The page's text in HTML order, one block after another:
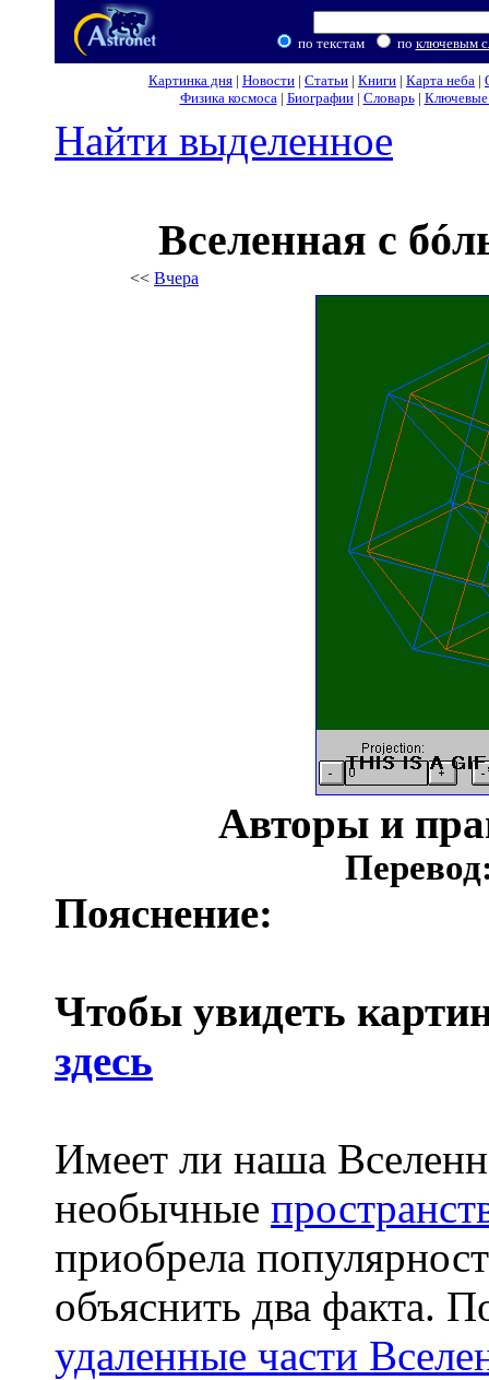
по текстам по ключевым
Картинка дня | Новости | Статьи | Книги | Карта неба |
Физика космоса| Биографии| Словарь| Ключевые
Найти выделенное
Вселенная с
<< Вчера
Авторы и
Пояснение:
Чтобы увидеть
здесь
Имеет ли наша
необычные
приобрела
объяснить два факта.
удаленные части